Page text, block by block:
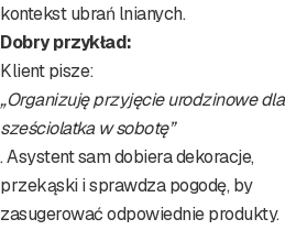
kontekst ubrań lnianych.
Dobry przykład:
Klient pisze:
„Organizuję przyjęcie urodzinowe dla
sześciolatka w sobotę”
. Asystent sam dobiera dekoracje,
przekąski i sprawdza pogodę, by
zasugerować odpowiednie produkty.